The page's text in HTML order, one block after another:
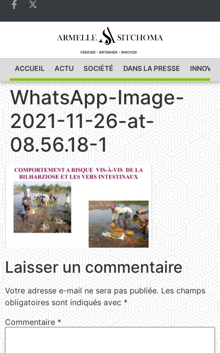
ACCUEIL ACTU SOCIÉTÉ DANS LA PRESSE
WhatsApp-Image-
2021-11-26-at-
08.56.18-1
Laisser un commentaire
Votre adresse e-mail ne sera pas publiée. Les champs
obligatoires sont indiqués avec *
Commentaire *